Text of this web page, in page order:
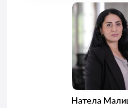
Натела